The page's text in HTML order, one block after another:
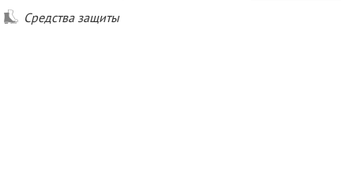
Средства защиты